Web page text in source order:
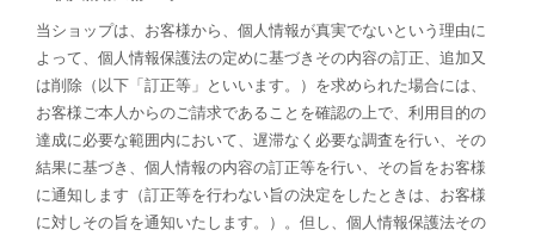
当ショップは、お客様から、個人情報が真実でないという理由に
よって、個人情報保護法の定めに基づきその内容の訂正、追加又
は削除（以下「訂正等」といいます。）を求められた場合には、
お客様ご本人からのご請求であることを確認の上で、利用目的の
達成に必要な範囲内において、遅滞なく必要な調査を行い、その
結果に基づき、個人情報の内容の訂正等を行い、その旨をお客様
に通知します（訂正等を行わない旨の決定をしたときは、お客様
に対しその旨を通知いたします。）。但し、個人情報保護法その